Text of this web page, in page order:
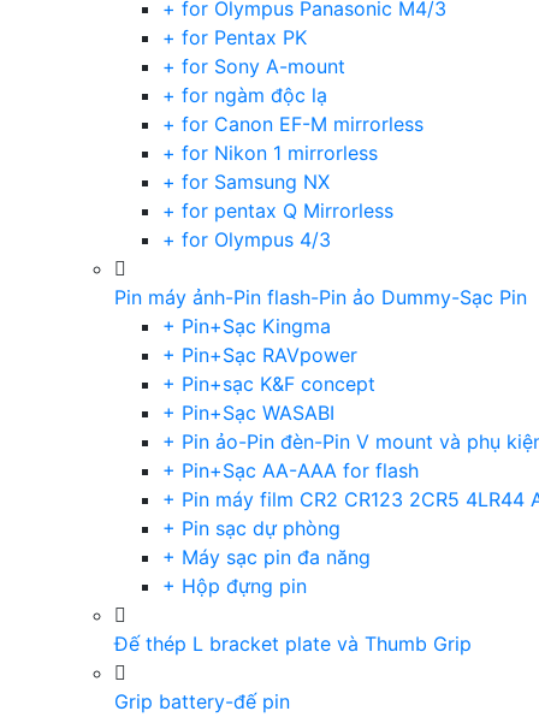
+ for Olympus Panasonic M4/3
+ for Pentax PK
+ for Sony A-mount
+ for ngàm độc lạ
+ for Canon EF-M mirrorless
+ for Nikon 1 mirrorless
+ for Samsung NX
+ for pentax Q Mirrorless
+ for Olympus 4/3
Pin máy ảnh-Pin flash-Pin ảo Dummy-Sạc Pin
+ Pin+Sạc Kingma
+ Pin+Sạc RAVpower
+ Pin+sạc K&F concept
+ Pin+Sạc WASABI
+ Pin ảo-Pin đèn-Pin V mount và phụ
+ Pin+Sạc AA-AAA for flash
+ Pin máy film CR2 CR123 2CR5 4LR44
+ Pin sạc dự phòng
+ Máy sạc pin đa năng
+ Hộp đựng pin
Đế thép L bracket plate và Thumb Grip
Grip battery-đế pin